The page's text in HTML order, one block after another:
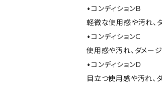
•コンディションＢ
軽微な使用感や汚れ、
•コンディションＣ
使用感や汚れ、ダメー
•コンディションＤ
目立つ使用感や汚れ、